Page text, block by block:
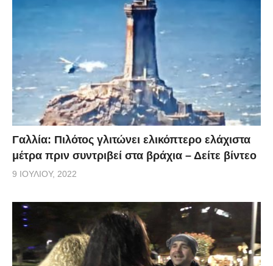
Γαλλία: Πιλότος γλιτώνει ελικόπτερο ελάχιστα
μέτρα πριν συντριβεί στα βράχια – Δείτε βίντεο
9 ΙΟΥΛΊΟΥ, 2022